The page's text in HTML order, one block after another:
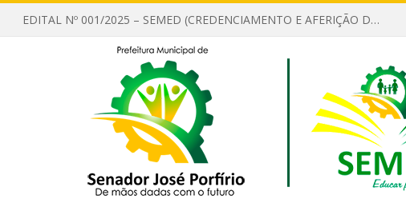
EDITAL Nº 001/2025 – SEMED (CREDENCIAMENTO E AFERIÇÃO DE CRITÉRIOS TÉCNICOS DE MÉRITO E DESEMPENHO PARA PROVIMENTO DO CARGO OU FUNÇÃO DE GESTOR ESCOLAR DAS UNIDADES DE ENSINO DA REDE MUNICIPAL DE SENADOR JO)